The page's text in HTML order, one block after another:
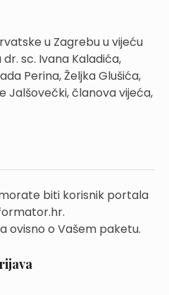
u Zagrebu u vijeću
sc. Ivana Kaladića,
Perina, Željka Glušića,
Jalšovečki, članova vijeća,
biti korisnik portala
ovisno o Vašem paketu.